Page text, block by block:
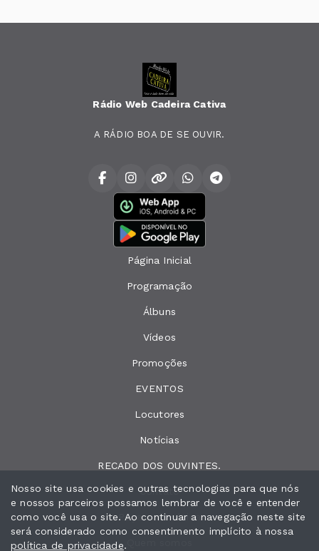
Rádio Web Cadeira Cativa
A RÁDIO BOA DE SE OUVIR.
Página Inicial
Programação
Álbuns
Vídeos
Promoções
EVENTOS
Locutores
Notícias
RECADO DOS OUVINTES.
Contato
Peça sua música
Nosso site usa cookies e outras tecnologias para que nós
e nossos parceiros possamos lembrar de você e entender
como você usa o site. Ao continuar a navegação neste site
será considerado como consentimento implícito à nossa
política de privacidade.